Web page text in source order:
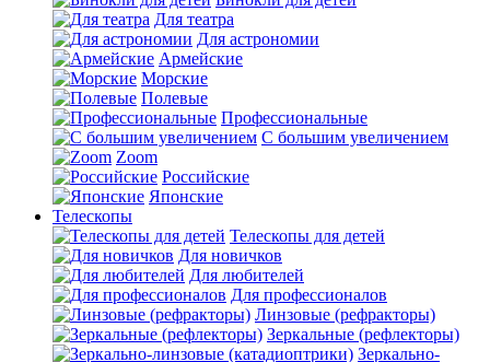
Для театра
Для астрономии
Армейские
Морские
Полевые
Профессиональные
С большим увеличением
Zoom
Российские
Японские
Телескопы
Телескопы для детей
Для новичков
Для любителей
Для профессионалов
Линзовые (рефракторы)
Зеркальные (рефлекторы)
Зеркально-